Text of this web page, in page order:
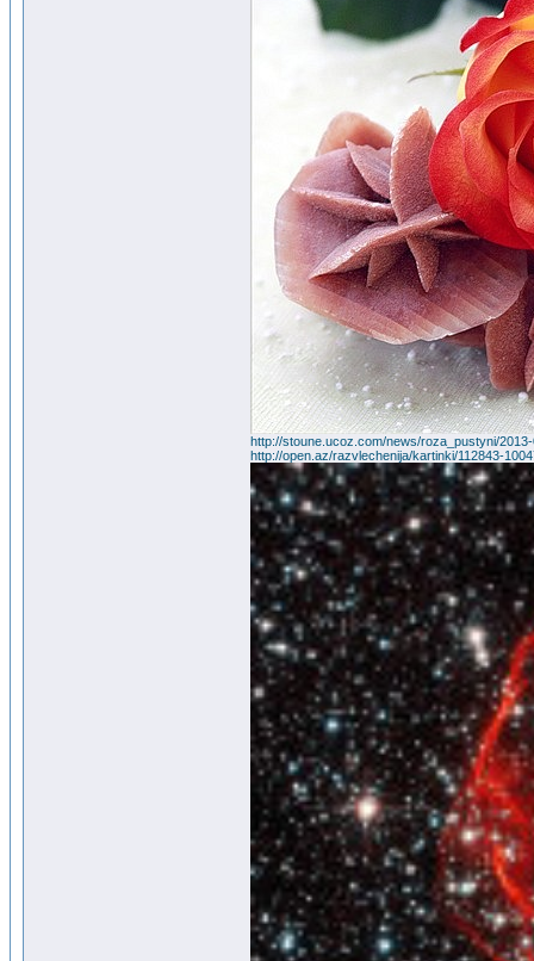
http://stoune.ucoz.com/news/roza_pustyni/
http://open.az/razvlechenija/kartinki/112843-